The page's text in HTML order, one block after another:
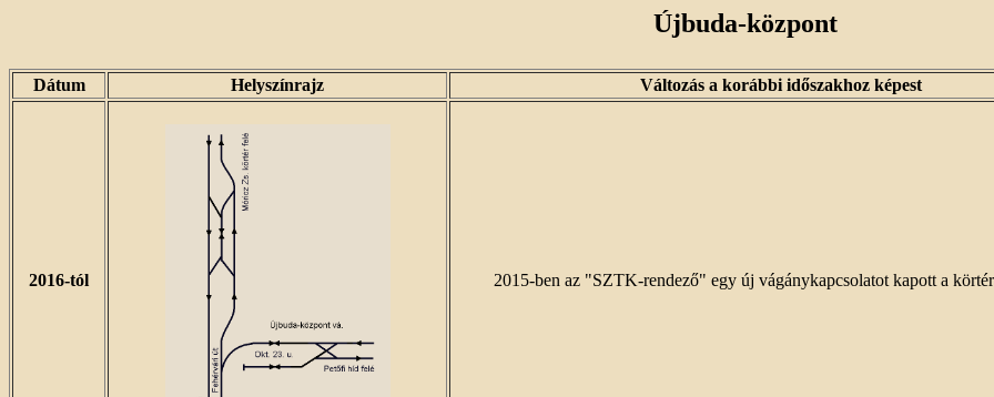
Újbuda-központ
Dátum Helyszínrajz Változás a korábbi időszakhoz képest
2016-tól 2015-ben az "SZTK-rendező" egy új vágánykapcsolatot kapott a